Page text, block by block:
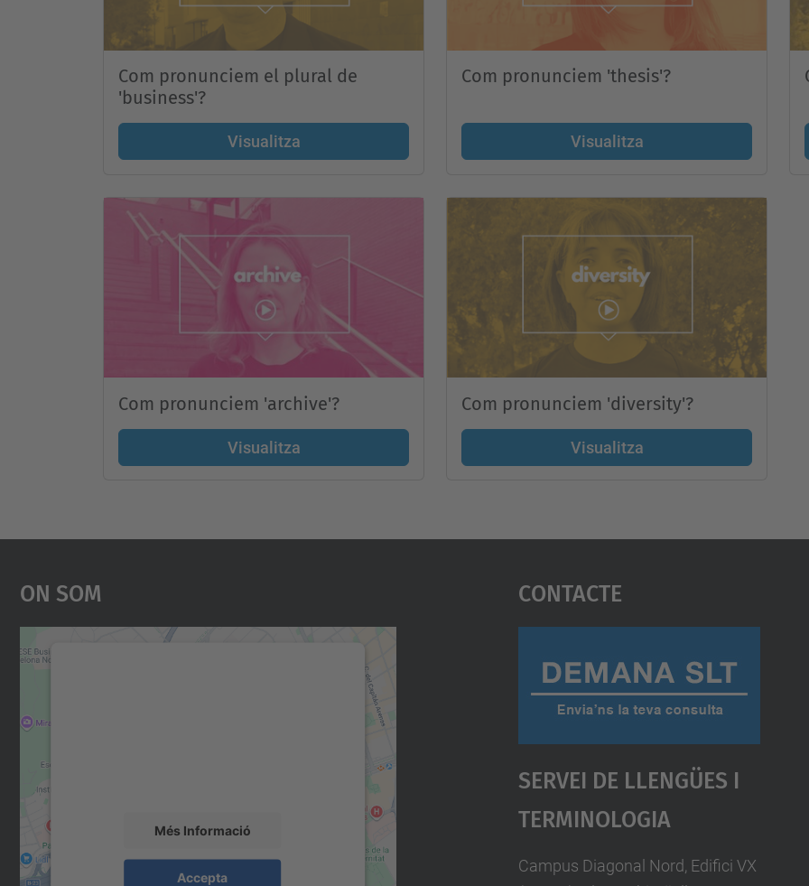
Com pronunciem el plural de
'business'?
Visualitza
Com pronunciem 'thesis'?
Visualitza
Com pronunciem 'archive'?
Visualitza
Com pronunciem 'diversity'?
Visualitza
On Som
Més Informació
Accepta
Contacte
Servei De Llengües I
Terminologia
Campus Diagonal Nord, Edifici VX